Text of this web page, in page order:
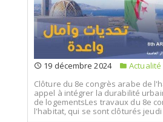
19 décembre 2024
Actualité
Clôture du 8e congrès arabe de
appel à intégrer la durabilité
de logementsLes travaux du 8e
l'habitat, qui se sont clôturés jeudi